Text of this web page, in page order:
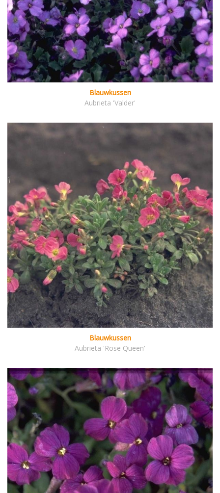
Blauwkussen
Aubrieta 'Valder'
Blauwkussen
Aubrieta 'Rose Queen'